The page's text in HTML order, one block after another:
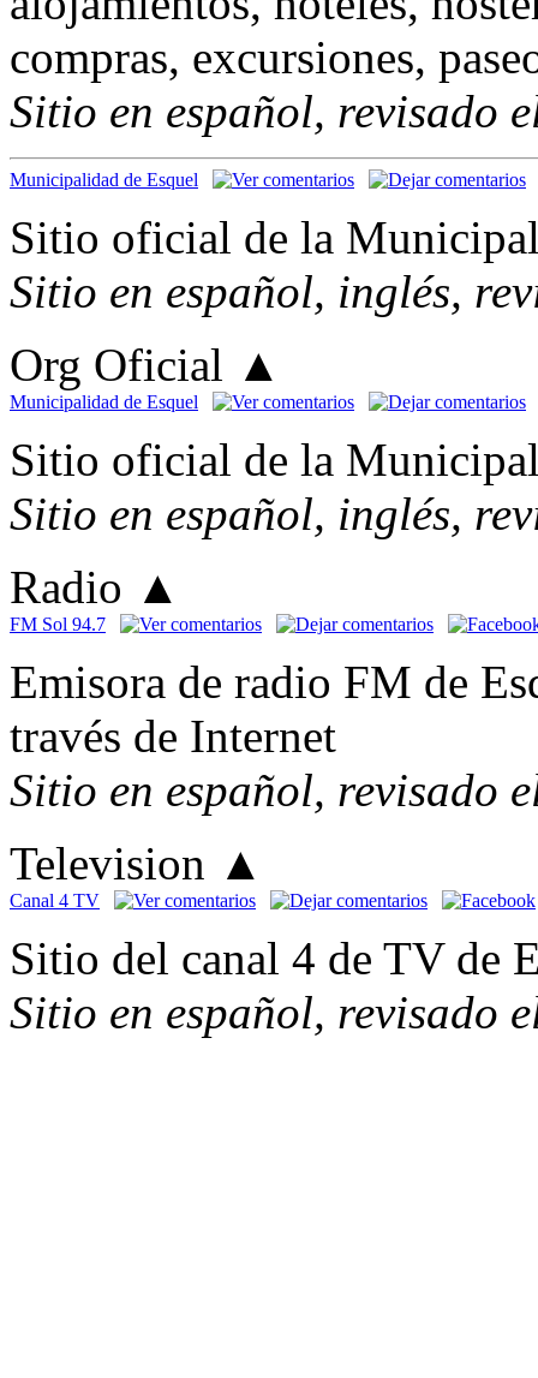
compras, excursiones,
Sitio en español, revisado
Municipalidad de Esquel
Sitio oficial de la
Sitio en español, inglés,
Org Oficial ▲
Municipalidad de Esquel
Sitio oficial de la
Sitio en español, inglés,
Radio ▲
FM Sol 94.7
Emisora de radio FM de
través de Internet
Sitio en español, revisado
Television ▲
Canal 4 TV
Sitio del canal 4 de TV de
Sitio en español, revisado